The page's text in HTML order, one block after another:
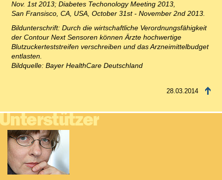
Nov. 1st 2013; Diabetes Techonology Meeting 2013,
San Fransisco, CA, USA, October 31st - November 2nd 2013.
Bildunterschrift: Durch die wirtschaftliche Verordnungsfähigkeit
der Contour Next Sensoren können Ärzte hochwertige
Blutzuckerteststreifen verschreiben und das Arzneimittelbudget
entlasten.
Bildquelle: Bayer HealthCare Deutschland
28.03.2014